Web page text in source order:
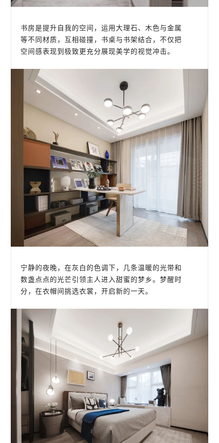
书房是提升自我的空间，运用大理石、木色与金属
等不同材质，互相碰撞，书桌与书架结合，不仅把
空间感表现到极致更充分展现美学的视觉冲击。
宁静的夜晚，在灰白的色调下，几条温暖的光带和
数盏点点的光芒引领主人进入甜蜜的梦乡。梦醒时
分，在衣帽间挑选衣裳，开启新的一天。